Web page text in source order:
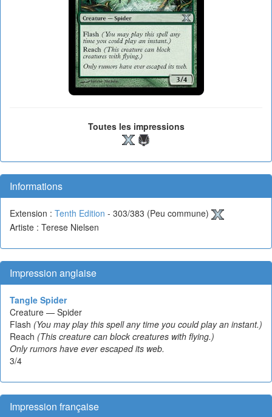
Toutes les impressions
Informations
Extension : Tenth Edition - 303/383 (Peu commune)
Artiste : Terese Nielsen
Impression anglaise
Tangle Spider
Creature — Spider
Flash (You may play this spell any time you could play an instant.)
Reach (This creature can block creatures with flying.)
Only rumors have ever escaped its web.
3/4
Impression française